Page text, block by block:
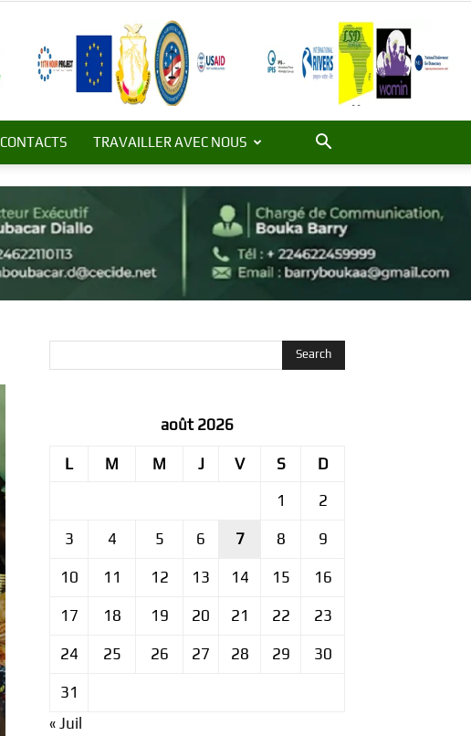
CONTACTS TRAVAILLER AVEC NOUS
août 2026
L M M J V S
D
1
2
3 4 5 6 7 8 9
10 11 12 13 14 15 16
17 18 19 20 21 22 23
24 25 26 27 28 29 30
31
« Juil